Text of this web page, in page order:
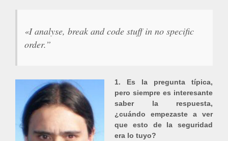
«I analyse, break and code stuff in no specific
order.”
1. Es la pregunta típica,
pero siempre es interesante
saber la respuesta,
¿cuándo empezaste a ver
que esto de la seguridad
era lo tuyo?